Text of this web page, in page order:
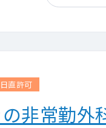
直許可
非常勤外